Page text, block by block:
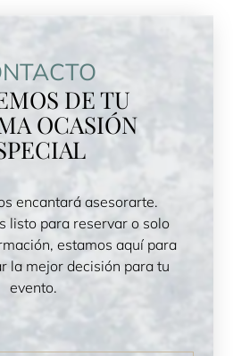
DE TU
OCASIÓN
encantará asesorarte.
listo para reservar o solo
estamos aquí para
la mejor decisión para tu
evento.